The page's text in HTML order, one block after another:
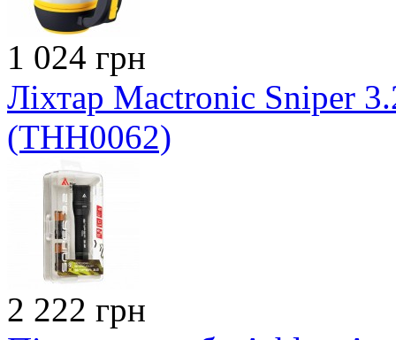
1 024 грн
Ліхтар Mactronic Sniper
(THH0062)
2 222 грн